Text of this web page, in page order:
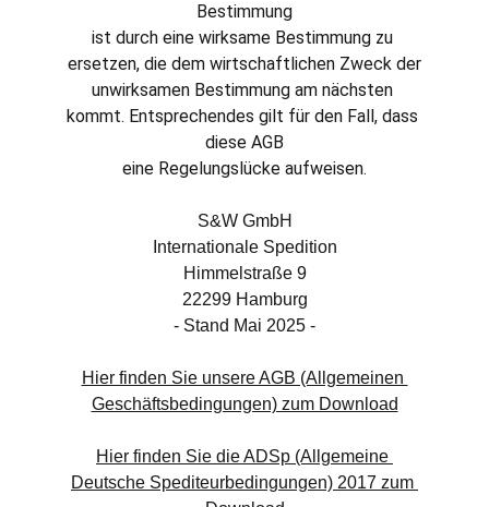
Bestimmung
ist durch eine wirksame Bestimmung zu
ersetzen, die dem wirtschaftlichen Zweck der
unwirksamen Bestimmung am nächsten
kommt. Entsprechendes gilt für den Fall, dass
diese AGB
eine Regelungslücke aufweisen.
S&W GmbH
Internationale Spedition
Himmelstraße 9
22299 Hamburg
- Stand Mai 2025 -
Hier finden Sie unsere AGB (Allgemeinen
Geschäftsbedingungen) zum Download
Hier finden Sie die ADSp (Allgemeine
Deutsche Spediteurbedingungen) 2017 zum